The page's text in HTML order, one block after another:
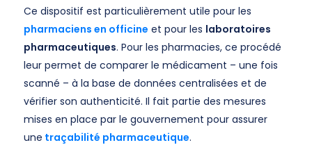
Ce dispositif est particulièrement utile pour les
pharmaciens en officine et pour les laboratoires
pharmaceutiques. Pour les pharmacies, ce procédé
leur permet de comparer le médicament – une fois
scanné – à la base de données centralisées et de
vérifier son authenticité. Il fait partie des mesures
mises en place par le gouvernement pour assurer
une traçabilité pharmaceutique.